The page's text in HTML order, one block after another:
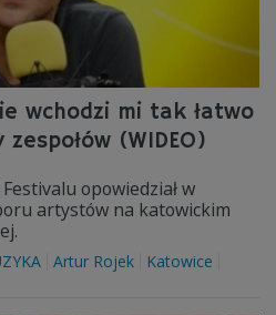
wchodzi mi tak łatwo
(WIDEO)
opowiedział w
artystów na katowickim
Artur Rojek
Katowice